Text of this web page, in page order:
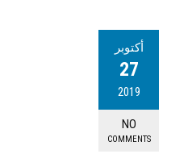
أكتوبر
27
2019
NO
COMMENTS